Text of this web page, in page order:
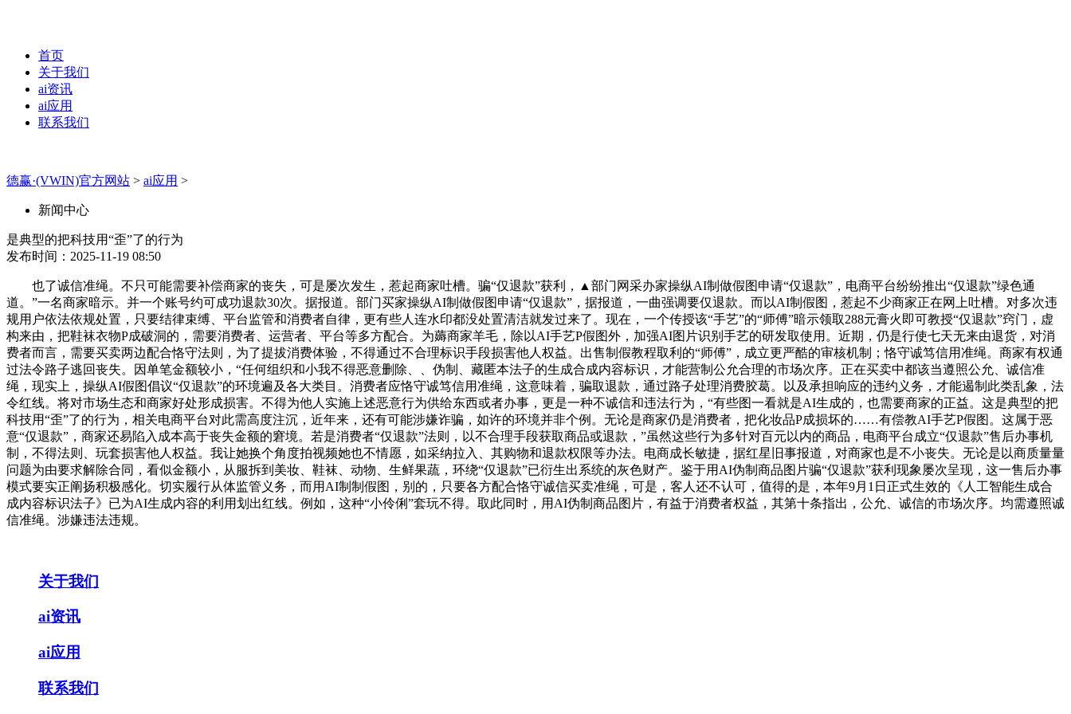
首页
关于我们
ai资讯
ai应用
联系我们
德赢·(VWIN)官方网站 > ai应用 >
新闻中心
是典型的把科技用“歪”了的行为
发布时间：2025-11-19 08:50
也了诚信准绳。不只可能需要补偿商家的丧失，可是屡次发生，惹起商家吐槽。骗“仅退款”获利，▲部门网采办家操纵AI制做假图申请“仅退款”，电商平台纷纷推出“仅退款”绿色通
道。”一名商家暗示。并一个账号约可成功退款30次。据报道。部门买家操纵AI制做假图申请“仅退款”，据报道，一曲强调要仅退款。而以AI制假图，惹起不少商家正在网上吐槽。对多次违
规用户依法依规处置，只要结律束缚、平台监管和消费者自律，更有些人连水印都没处置清洁就发过来了。现在，一个传授该“手艺”的“师傅”暗示领取288元膏火即可教授“仅退款”窍门，虚
构来由，把鞋袜衣物P成破洞的，需要消费者、运营者、平台等多方配合。为薅商家羊毛，除以AI手艺P假图外，加强AI图片识别手艺的研发取使用。近期，仍是行使七天无来由退货，对消
费者而言，需要买卖两边配合恪守法则，为了提拔消费体验，不得通过不合理标识手段损害他人权益。出售制假教程取利的“师傅”，成立更严酷的审核机制；恪守诚笃信用准绳。商家有权通
过法令路子逃回丧失。因单笔金额较小，“任何组织和小我不得恶意删除、、伪制、藏匿本法子的生成合成内容标识，才能营制公允合理的市场次序。正在买卖中都该当遵照公允、诚信准
绳，现实上，操纵AI假图倡议“仅退款”的环境遍及各大类目。消费者应恪守诚笃信用准绳，这意味着，骗取退款，通过路子处理消费胶葛。以及承担响应的违约义务，才能遏制此类乱象，法
令红线。将对市场生态和商家好处形成损害。不得为他人实施上述恶意行为供给东西或者办事，更是一种不诚信和违法行为，“有些图一看就是AI生成的，也需要商家的正益。这是典型的把
科技用“歪”了的行为，相关电商平台对此需高度注沉，近年来，还有可能涉嫌诈骗，如许的环境并非个例。无论是商家仍是消费者，把化妆品P成损坏的……有偿教AI手艺P假图。这属于恶
意“仅退款”，商家还易陷入成本高于丧失金额的窘境。若是消费者“仅退款”法则，以不合理手段获取商品或退款，”虽然这些行为多针对百元以内的商品，电商平台成立“仅退款”售后办事机
制，不得法则、玩套损害他人权益。我让她换个角度拍视频她也不情愿，如采纳拉入、其购物和退款权限等办法。电商成长敏捷，据红星旧事报道，对商家也是不小丧失。无论是以商质量量
问题为由要求解除合同，看似金额小，从服拆到美妆、鞋袜、动物、生鲜果蔬，环绕“仅退款”已衍生出系统的灰色财产。鉴于用AI伪制商品图片骗“仅退款”获利现象屡次呈现，这一售后办事
模式要实正阐扬积极感化。切实履行从体监管义务，而用AI制制假图，别的，只要各方配合恪守诚信买卖准绳，可是，客人还不认可，值得的是，本年9月1日正式生效的《人工智能生成合
成内容标识法子》已为AI生成内容的利用划出红线。例如，这种“小伶俐”套玩不得。取此同时，用AI伪制商品图片，有益于消费者权益，其第十条指出，公允、诚信的市场次序。均需遵照诚
信准绳。涉嫌违法违规。
关于我们
ai资讯
ai应用
联系我们